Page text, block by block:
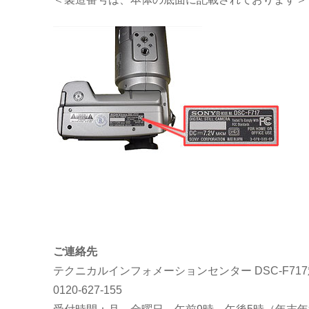
ご連絡先
テクニカルインフォメーションセンター DSC-
0120-627-155